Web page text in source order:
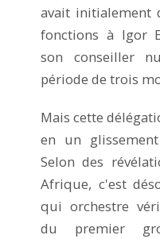
avait initialement
fonctions à Igor
son conseiller
période de trois
Mais cette
en un
Selon des
Afrique, c'est
qui orchestre
du premier